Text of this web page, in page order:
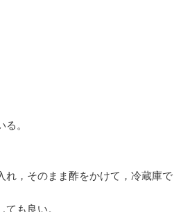
。
，そのまま酢をかけて，冷蔵庫で
も良い。